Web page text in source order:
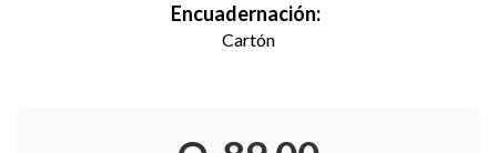
Encuadernación:
Cartón